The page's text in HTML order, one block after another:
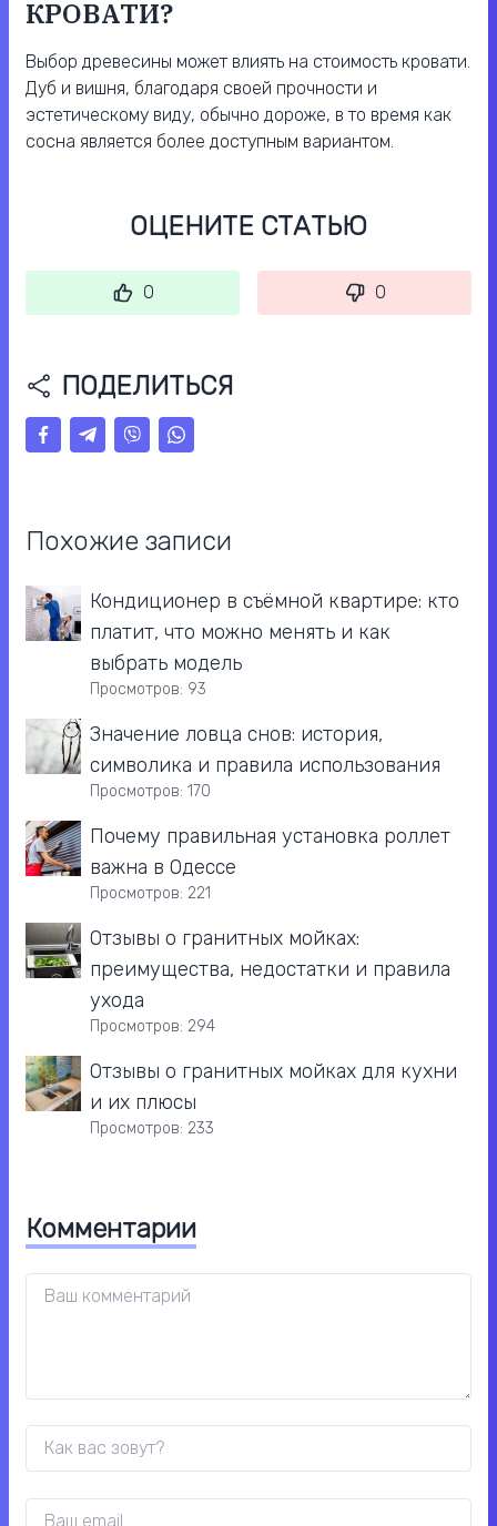
КРОВАТИ?
Выбор древесины может влиять на стоимость кровати.
Дуб и вишня, благодаря своей прочности и
эстетическому виду, обычно дороже, в то время как
сосна является более доступным вариантом.
ОЦЕНИТЕ СТАТЬЮ
0 0
ПОДЕЛИТЬСЯ
Похожие записи
Кондиционер в съёмной квартире: кто
платит, что можно менять и как
выбрать модель
Просмотров: 93
Значение ловца снов: история,
символика и правила использования
Просмотров: 170
Почему правильная установка роллет
важна в Одессе
Просмотров: 221
Отзывы о гранитных мойках:
преимущества, недостатки и правила
ухода
Просмотров: 294
Отзывы о гранитных мойках для кухни
и их плюсы
Просмотров: 233
Комментарии